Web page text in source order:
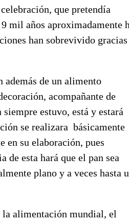
que pretendía
mil años aproximadamente
han sobrevivido gracias
además de un alimento
acompañante de
estuvo, está y estará
se realizara básicamente
su elaboración, pues
esta hará que el pan sea
plano y a veces hasta
la alimentación mundial, el